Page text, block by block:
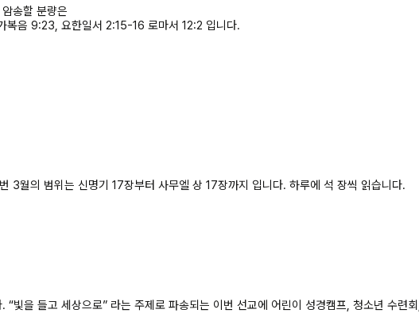
송할 분량은
음 9:23, 요한일서 2:15-16 로마서 12:2 입니다.
3월의 범위는 신명기 17장부터 사무엘 상 17장까지 입니다. 하루에 석 장씩 읽습니다.
“빛을 들고 세상으로” 라는 주제로 파송되는 이번 선교에 어린이 성경캠프, 청소년 수련